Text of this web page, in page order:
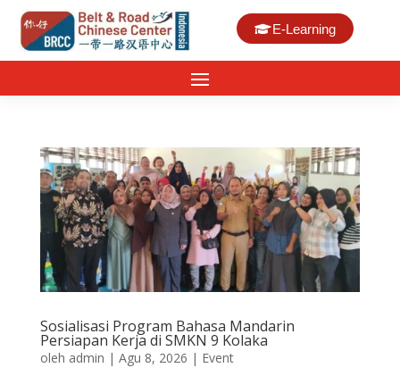
E-Learning
Sosialisasi Program Bahasa Mandarin
Persiapan Kerja di SMKN 9 Kolaka
oleh admin | Agu 8, 2026 | Event